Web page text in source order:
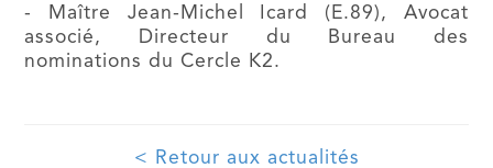
- Maître Jean-Michel Icard (E.89), Avocat
associé, Directeur du Bureau des
nominations du Cercle K2.
< Retour aux actualités